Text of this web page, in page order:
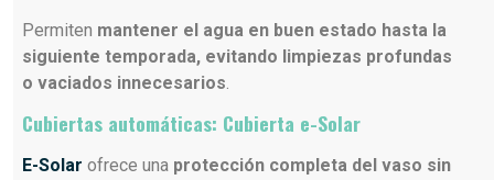
Permiten mantener el agua en buen estado hasta la
siguiente temporada, evitando limpiezas profundas
o vaciados innecesarios
Cubiertas automáticas: Cubierta e-Solar
E-Solar ofrece una protección completa del vaso sin